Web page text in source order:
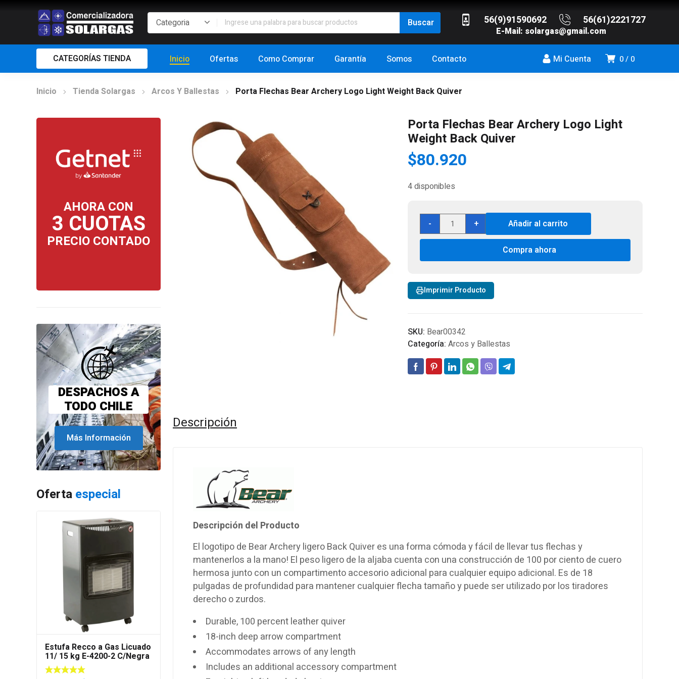
56(9)91590692 56(61)2221727
E-Mail: solargas@gmail.com
0 0
Mi Cuenta
CATEGORÍAS TIENDA Inicio Ofertas Como Comprar Garantía Somos Contacto
Inicio Tienda Solargas Arcos Y Ballestas Porta Flechas Bear Archery Logo Light Weight Back Quiver
AHORA CON
3 CUOTAS
PRECIO CONTADO
DESPACHOS A
TODO CHILE
Más Información
Oferta especial
Estufa Recco a Gas Licuado
11/ 15 kg E-4200-2 C/Negra
Porta Flechas Bear Archery Logo Light
Weight Back Quiver
$80.920
4 disponibles
-
Porta
Flechas
Bear
Logo
Weight
Back
+ Añadir al carrito
Compra ahora
Imprimir Producto
SKU: Bear00342
Categoría: Arcos y Ballestas
Descripción
Descripción del Producto
El logotipo de Bear Archery ligero Back Quiver es una forma cómoda y fácil de llevar tus flechas y
mantenerlos a la mano! El peso ligero de la aljaba cuenta con una construcción de 100 por ciento de cuero
hermosa junto con un compartimento accesorio adicional para cualquier equipo adicional. Es de 18
pulgadas de profundidad para mantener cualquier flecha tamaño y puede ser utilizado por los tiradores
derecho o zurdos.
Durable, 100 percent leather quiver
18-inch deep arrow compartment
Accommodates arrows of any length
Includes an additional accessory compartment